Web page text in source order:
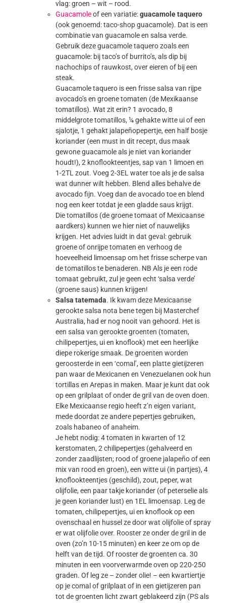
vlag: groen – wit – rood.
Guacamoleof een variatie:guacamole taquero
(ook genoemd: taco-shop guacamole). Dat is een
combinatie van guacamole en salsa verde.
Gebruik deze guacamole taquero zoals een
guacamole: bij taco’s of burrito’s, als dip bij
nachochips of rauwkost, over eieren of bij een
steak.
Guacamole taquero is een frisse salsa van rijpe
avocado’s en groene tomaten (de Mexikaanse
tomatillos). Wat zit erin? 1 avocado, 8
middelgrote tomatillos, ¼ gehakte witte ui of een
sjalotje, 1 gehakt jalapeñopepertje, een half bosje
koriander (een must in dit recept, dus maak
gewone guacamole als je niet van koriander
houdt!), 2 knoflookteentjes, sap van 1 limoen en
1-2TL zout. Voeg 2-3EL water toe als je de salsa
wat dunner wilt hebben. Blend alles behalve de
avocado fijn. Voeg dan de avocado toe en blend
nog een keer totdat je een gladde saus krijgt.
Die tomatillos (de groene tomaat of Mexicaanse
aardkers) kunnen we hier niet of nauwelijks
krijgen. Het advies luidt in dat geval: gebruik
groene of onrijpe tomaten en verhoog de
hoeveelheid limoensap om het frisse scherpe van
de tomatillos te benaderen. NB Als je een rode
tomaat gebruikt, zul je geen echt ‘salsa verde’
(groene saus) kunnen krijgen!
Salsa tatemada. Ik kwam deze Mexicaanse
gerookte salsa nota bene tegen bij Masterchef
Australia, had er nog nooit van gehoord. Het is
een salsa van gerookte groenten (tomaten,
chilipepertjes, ui en knoflook) met een heerlijke
diepe rokerige smaak. De groenten worden
geroosterde in een ‘comal’, een platte gietijzeren
pan waar de Mexicanen en Venezuelanen ook hun
tortillas en Arepas in maken. Maar je kunt dat ook
op een grilplaat of onder de gril van de oven doen.
Elke Mexicaanse regio heeft z’n eigen variant,
mede doordat ze andere pepertjes gebruiken,
zoals habaneo of anaheim.
Je hebt nodig: 4 tomaten in kwarten of 12
kerstomaten, 2 chilipepertjes (gehalveerd en
zonder zaadlijsten; rood of groene jalapeño of een
mix van rood en groen), een witte ui (in partjes), 4
knoflookteentjes (geschild), zout, peper, wat
olijfolie, een paar takje koriander (of peterselie als
je geen koriander lust) en 1EL limoensap. Leg de
tomaten, chilipepertjes, ui en knoflook op een
ovenschaal en hussel ze door wat olijfolie of spray
er wat olijfolie over. Rooster ze onder de gril in de
oven (zo’n 10-15 minuten) en keer ze om op de
helft van de tijd. Of rooster de groenten ca. 30
minuten in een voorverwarmde oven op 220-250
graden. Of leg ze – zonder olie! – een kwartiertje
op je comal of grilplaat of in een gietijzeren pan
tot de groenten licht zwart geblakeerd zijn (PS als